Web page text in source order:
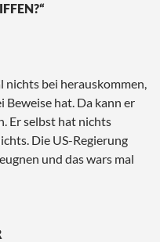
nichts bei herauskommen,
hat. Da kann er
Er selbst hat nichts
Die US-Regierung
und das wars mal